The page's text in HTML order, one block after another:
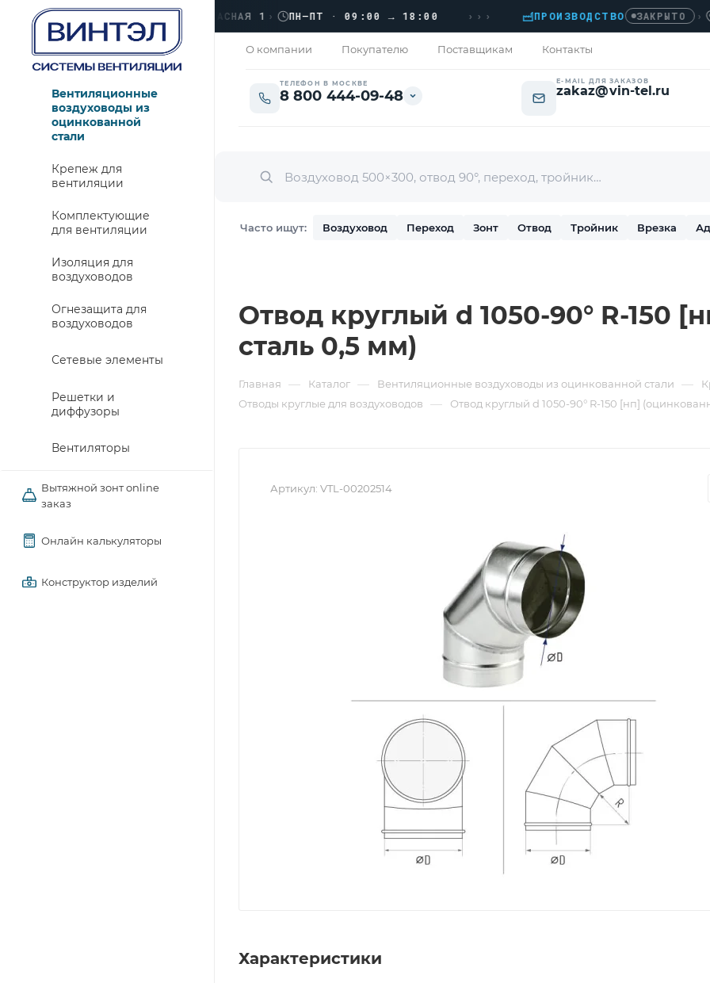
› ЛЮБЕРЦЫ, УЛ. КРАСНАЯ 1› ПН–ПТ · 09:00 → 18:00 ››› ПРОИЗВОДСТВО ЗАКРЫТО ›
О компании Покупателю Поставщикам Контакты
ТЕЛЕФОН В МОСКВЕ
8 800 444-09-48
E-MAIL ДЛЯ ЗАКАЗОВ
zakaz@vin-tel.ru
Часто ищут: Воздуховод Переход Зонт Отвод Тройник Врезка
Вентиляционные
воздуховоды из
оцинкованной
стали
Крепеж для
вентиляции
Комплектующие
для вентиляции
Изоляция для
воздуховодов
Огнезащита для
воздуховодов
Сетевые элементы
Решетки и
диффузоры
Вентиляторы
Вытяжной зонт online
заказ
Онлайн калькуляторы
Конструктор изделий
Отвод круглый d 1050-90° R-150
сталь 0,5 мм)
Главная — Каталог — Вентиляционные воздуховоды из оцинкованной стали —
Отводы круглые для воздуховодов
— Отвод круглый d 1050-90° R-150 [нп]
Артикул: VTL-00202514
Характеристики